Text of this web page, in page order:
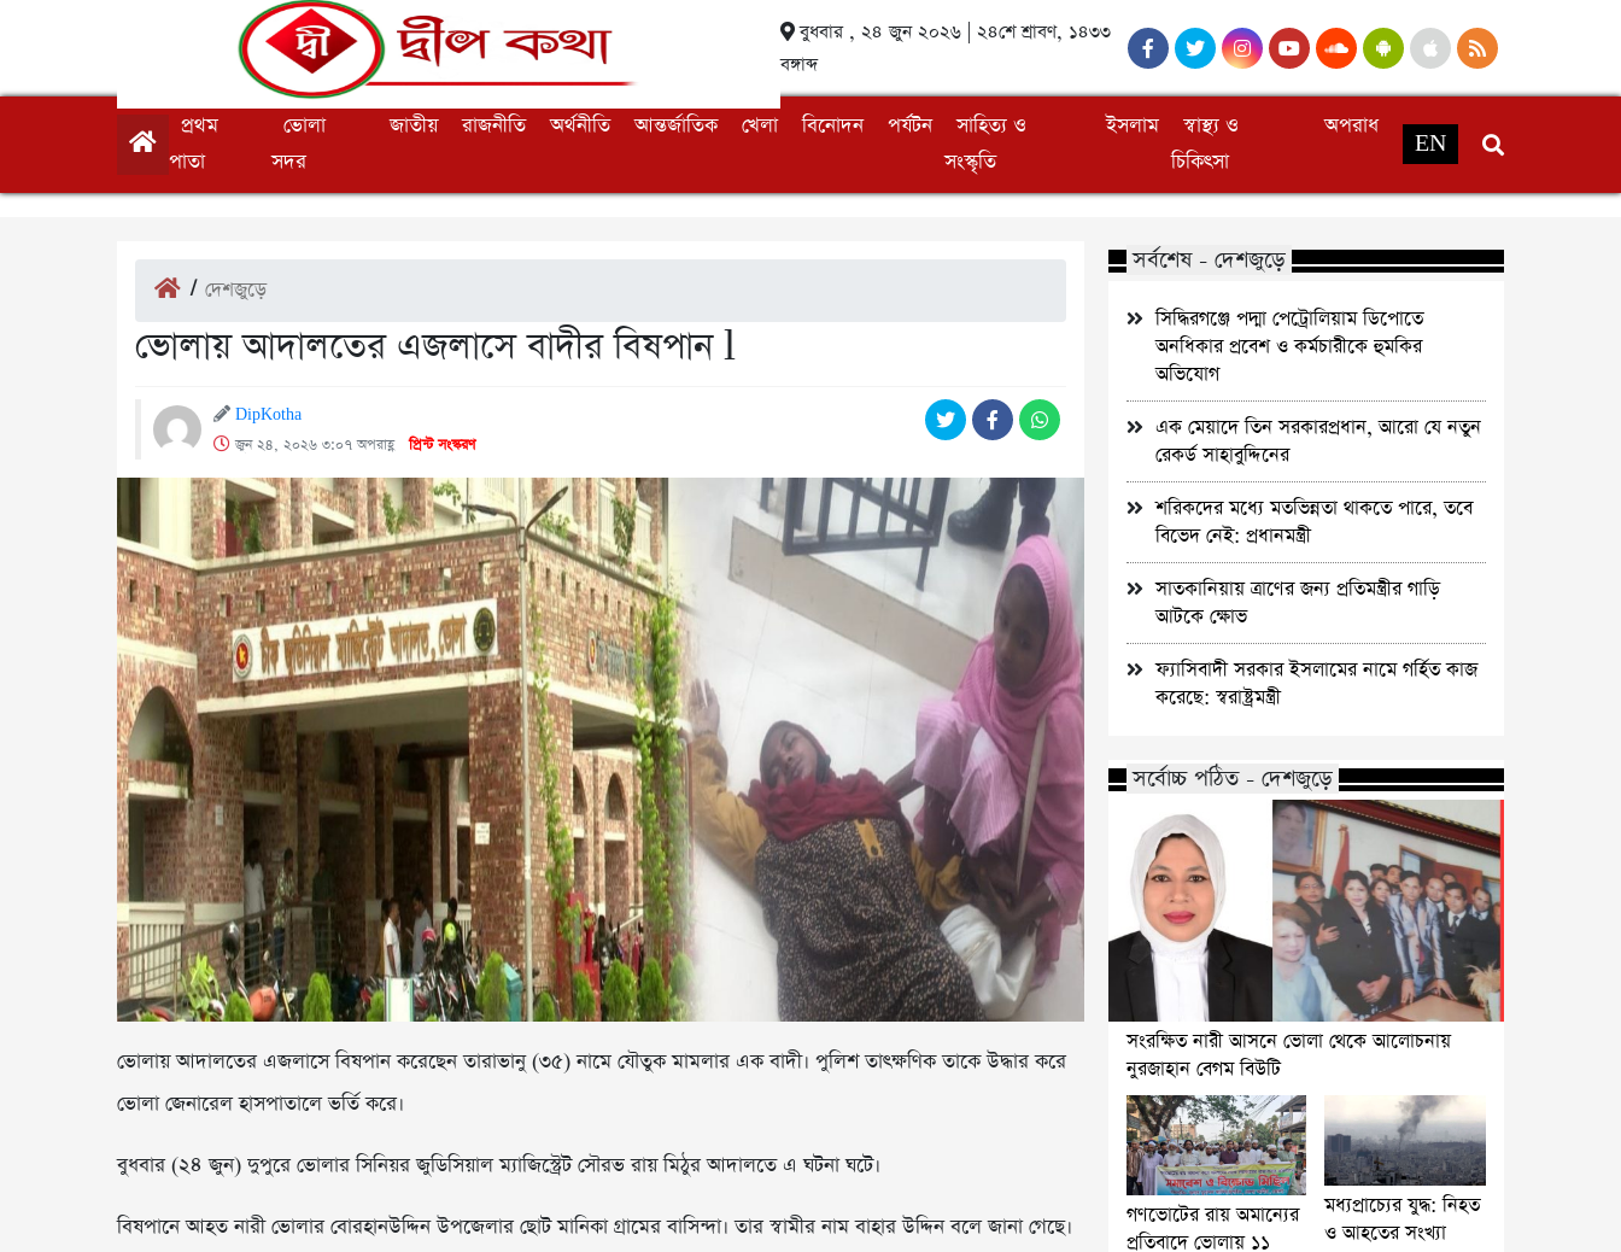
বুধবার , ২৪ জুন ২০২৬ | ২৪শে শ্রাবণ, ১৪৩৩
বঙ্গাব্দ
প্রথম
পাতা
ভোলা
সদর
জাতীয় রাজনীতি অর্থনীতি আন্তর্জাতিক খেলা বিনোদন পর্যটন
সাহিত্য ও
সংস্কৃতি
ইসলাম
স্বাস্থ্য ও
চিকিৎসা
অপরাধ
EN
/ দেশজুড়ে
ভোলায় আদালতের এজলাসে বাদীর বিষপান l
DipKotha
জুন ২৪, ২০২৬ ৩:০৭ অপরাহ্ণপ্রিন্ট সংস্করণ
ভোলায় আদালতের এজলাসে বিষপান করেছেন তারাভানু (৩৫) নামে যৌতুক মামলার এক বাদী। পুলিশ তাৎক্ষণিক তাকে উদ্ধার করে
ভোলা জেনারেল হাসপাতালে ভর্তি করে।
বুধবার (২৪ জুন) দুপুরে ভোলার সিনিয়র জুডিসিয়াল ম্যাজিস্ট্রেট সৌরভ রায় মিঠুর আদালতে এ ঘটনা ঘটে।
বিষপানে আহত নারী ভোলার বোরহানউদ্দিন উপজেলার ছোট মানিকা গ্রামের বাসিন্দা। তার স্বামীর নাম বাহার উদ্দিন বলে জানা গেছে।
সর্বশেষ - দেশজুড়ে
সিদ্ধিরগঞ্জে পদ্মা পেট্রোলিয়াম ডিপোতে
অনধিকার প্রবেশ ও কর্মচারীকে হুমকির
অভিযোগ
এক মেয়াদে তিন সরকারপ্রধান, আরো যে নতুন
রেকর্ড সাহাবুদ্দিনের
শরিকদের মধ্যে মতভিন্নতা থাকতে পারে, তবে
বিভেদ নেই: প্রধানমন্ত্রী
সাতকানিয়ায় ত্রাণের জন্য প্রতিমন্ত্রীর গাড়ি
আটকে ক্ষোভ
ফ্যাসিবাদী সরকার ইসলামের নামে গর্হিত কাজ
করেছে: স্বরাষ্ট্রমন্ত্রী
সর্বোচ্চ পঠিত - দেশজুড়ে
সংরক্ষিত নারী আসনে ভোলা থেকে আলোচনায়
নুরজাহান বেগম বিউটি
গণভোটের রায় অমান্যের
প্রতিবাদে ভোলায় ১১
মধ্যপ্রাচ্যের যুদ্ধ: নিহত
ও আহতের সংখ্যা